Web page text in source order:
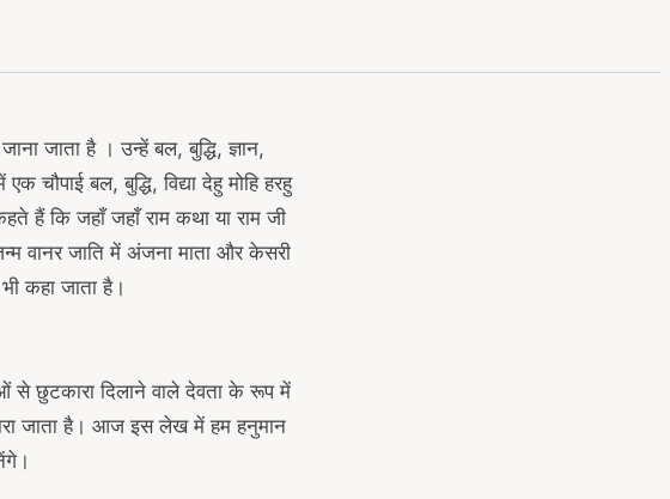
जाता है । उन्हें बल, बुद्धि, ज्ञान,
चौपाई बल, बुद्धि, विद्या देहु मोहि हरहु
हैं कि जहाँ जहाँ राम कथा या राम जी
वानर जाति में अंजना माता और केसरी
कहा जाता है।
से छुटकारा दिलाने वाले देवता के रूप में
जाता है। आज इस लेख में हम हनुमान